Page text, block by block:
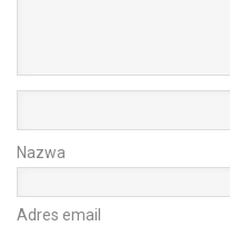
Nazwa
Adres email